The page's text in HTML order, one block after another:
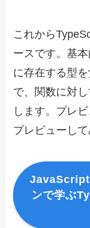
これから
ースです。基
に存在する型
で、関数に対
します。プレ
プレビューし
JavaScript
ンで学ぶ